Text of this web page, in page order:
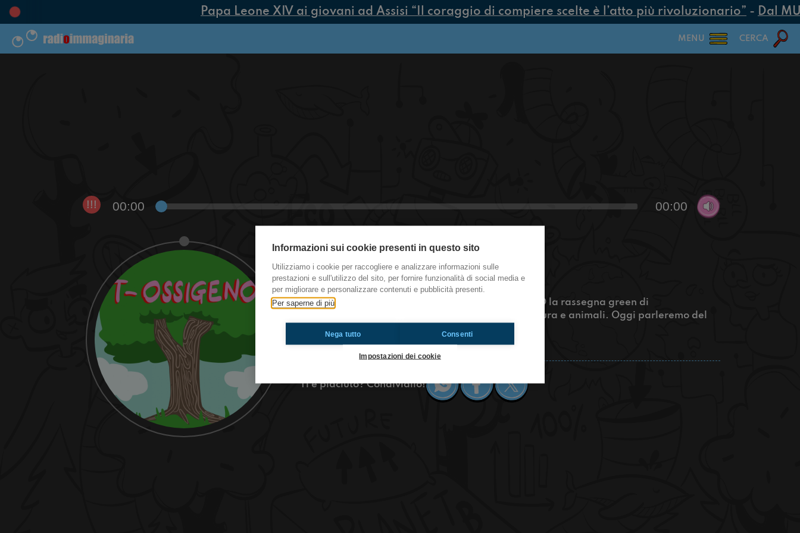
Papa Leone XIV ai giovani ad Assisi “Il coraggio di compiere scelte è l’atto più rivoluzionario”- Dal
MENU CERCA
!!! 00:00 00:00
Ep.106 Dromedario
Ciao! Quello che state ascoltando è il T-OSSIGENO la rassegna green di
Radioimmaginaria in cui vi parlo di ambiente, natura e animali. Oggi parleremo del
Ti è piaciuto? Condividilo!
Informazioni sui cookie presenti in questo sito
Utilizziamo i cookie per raccogliere e analizzare informazioni sulle
prestazioni e sull'utilizzo del sito, per fornire funzionalità di social media e
per migliorare e personalizzare contenuti e pubblicità presenti.
Per saperne di più
Nega tutto Consenti
Impostazioni dei cookie